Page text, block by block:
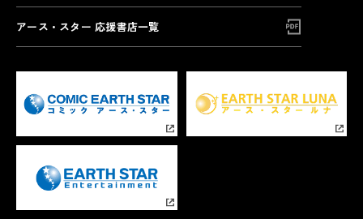
アース・スター 応援書店一覧